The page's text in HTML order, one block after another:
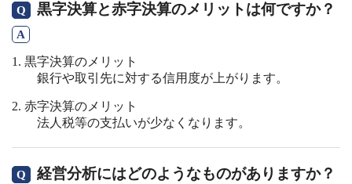
黒字決算と赤字決算のメリットは何ですか？
黒字決算のメリット
銀行や取引先に対する信用度が上がります。
赤字決算のメリット
法人税等の支払いが少なくなります。
経営分析にはどのようなものがありますか？